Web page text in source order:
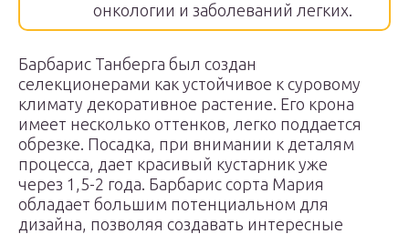
онкологии и заболеваний легких.
Барбарис Танберга был создан
селекционерами как устойчивое к суровому
климату декоративное растение. Его крона
имеет несколько оттенков, легко поддается
обрезке. Посадка, при внимании к деталям
процесса, дает красивый кустарник уже
через 1,5-2 года. Барбарис сорта Мария
обладает большим потенциальном для
дизайна, позволяя создавать интересные